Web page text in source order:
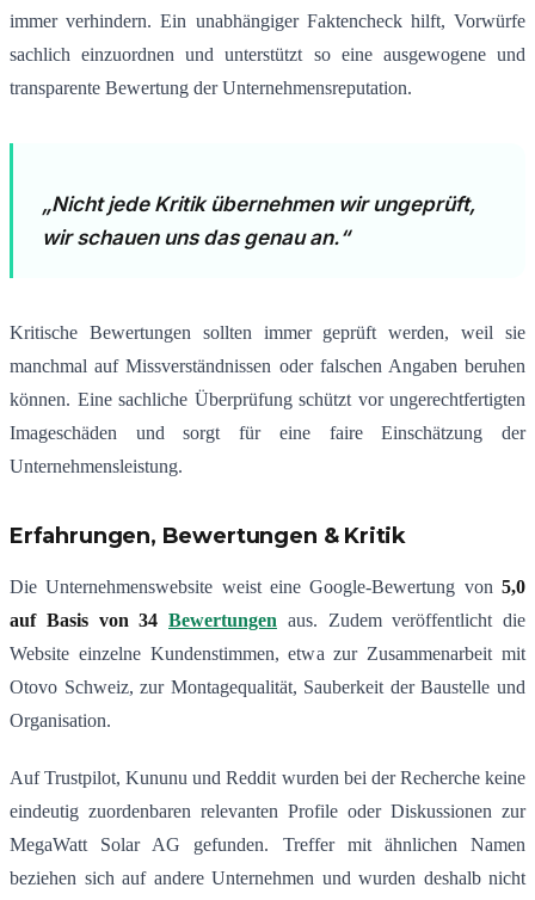
immer verhindern. Ein unabhängiger Faktencheck hilft, Vorwürfe
sachlich einzuordnen und unterstützt so eine ausgewogene und
transparente Bewertung der Unternehmensreputation.
„Nicht jede Kritik übernehmen wir ungeprüft,
wir schauen uns das genau an.“
Kritische Bewertungen sollten immer geprüft werden, weil sie
manchmal auf Missverständnissen oder falschen Angaben beruhen
können. Eine sachliche Überprüfung schützt vor ungerechtfertigten
Imageschäden und sorgt für eine faire Einschätzung der
Unternehmensleistung.
Erfahrungen, Bewertungen & Kritik
Die Unternehmenswebsite weist eine Google-Bewertung von 5,0
auf Basis von 34 Bewertungen aus. Zudem veröffentlicht die
Website einzelne Kundenstimmen, etwa zur Zusammenarbeit mit
Otovo Schweiz, zur Montagequalität, Sauberkeit der Baustelle und
Organisation.
Auf Trustpilot, Kununu und Reddit wurden bei der Recherche keine
eindeutig zuordenbaren relevanten Profile oder Diskussionen zur
MegaWatt Solar AG gefunden. Treffer mit ähnlichen Namen
beziehen sich auf andere Unternehmen und wurden deshalb nicht